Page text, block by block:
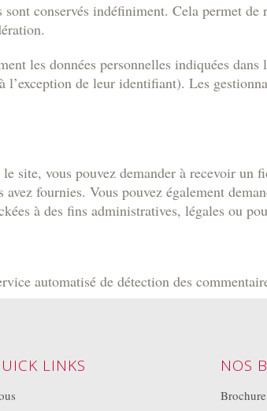
conservés indéfiniment. Cela permet de
les données personnelles indiquées
de leur identifiant). Les
site, vous pouvez demander à recevoir un
fournies. Vous pouvez également
à des fins administratives, légales ou
automatisé de détection des
LINKS NOS